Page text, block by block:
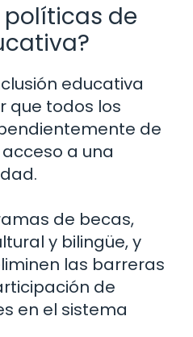
políticas de
educativa
que todos los
de
a una
de becas,
y bilingüe, y
las barreras
de
en el sistema